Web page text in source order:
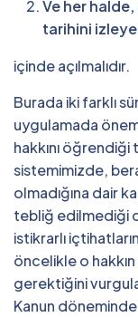
Ve her
tarihini
içinde açılmalıdır.
Burada iki farklı
uygulamada
hakkını
sistemimizde,
olmadığına dair
tebliğ edilmediği
istikrarlı
öncelikle o hakkın
gerektiğini
Kanun